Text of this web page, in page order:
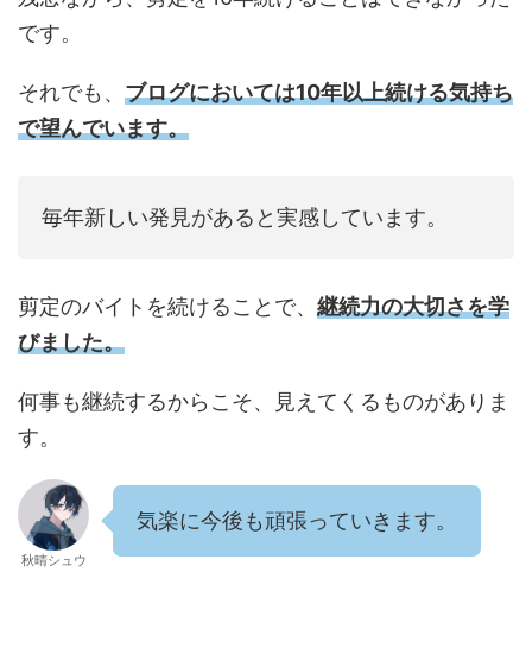
です。
それでも、 ブログにおいては10年以上続ける気持ち
で望んでいます。
毎年新しい発見があると実感しています。
剪定のバイトを続けることで、 継続力の大切さを学
びました。
何事も継続するからこそ、見えてくるものがありま
す。
秋晴シュウ
気楽に今後も頑張っていきます。